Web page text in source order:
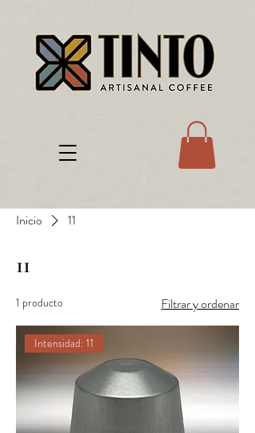
Inicio 11
11
1 producto Filtrar y ordenar
Intensidad: 11